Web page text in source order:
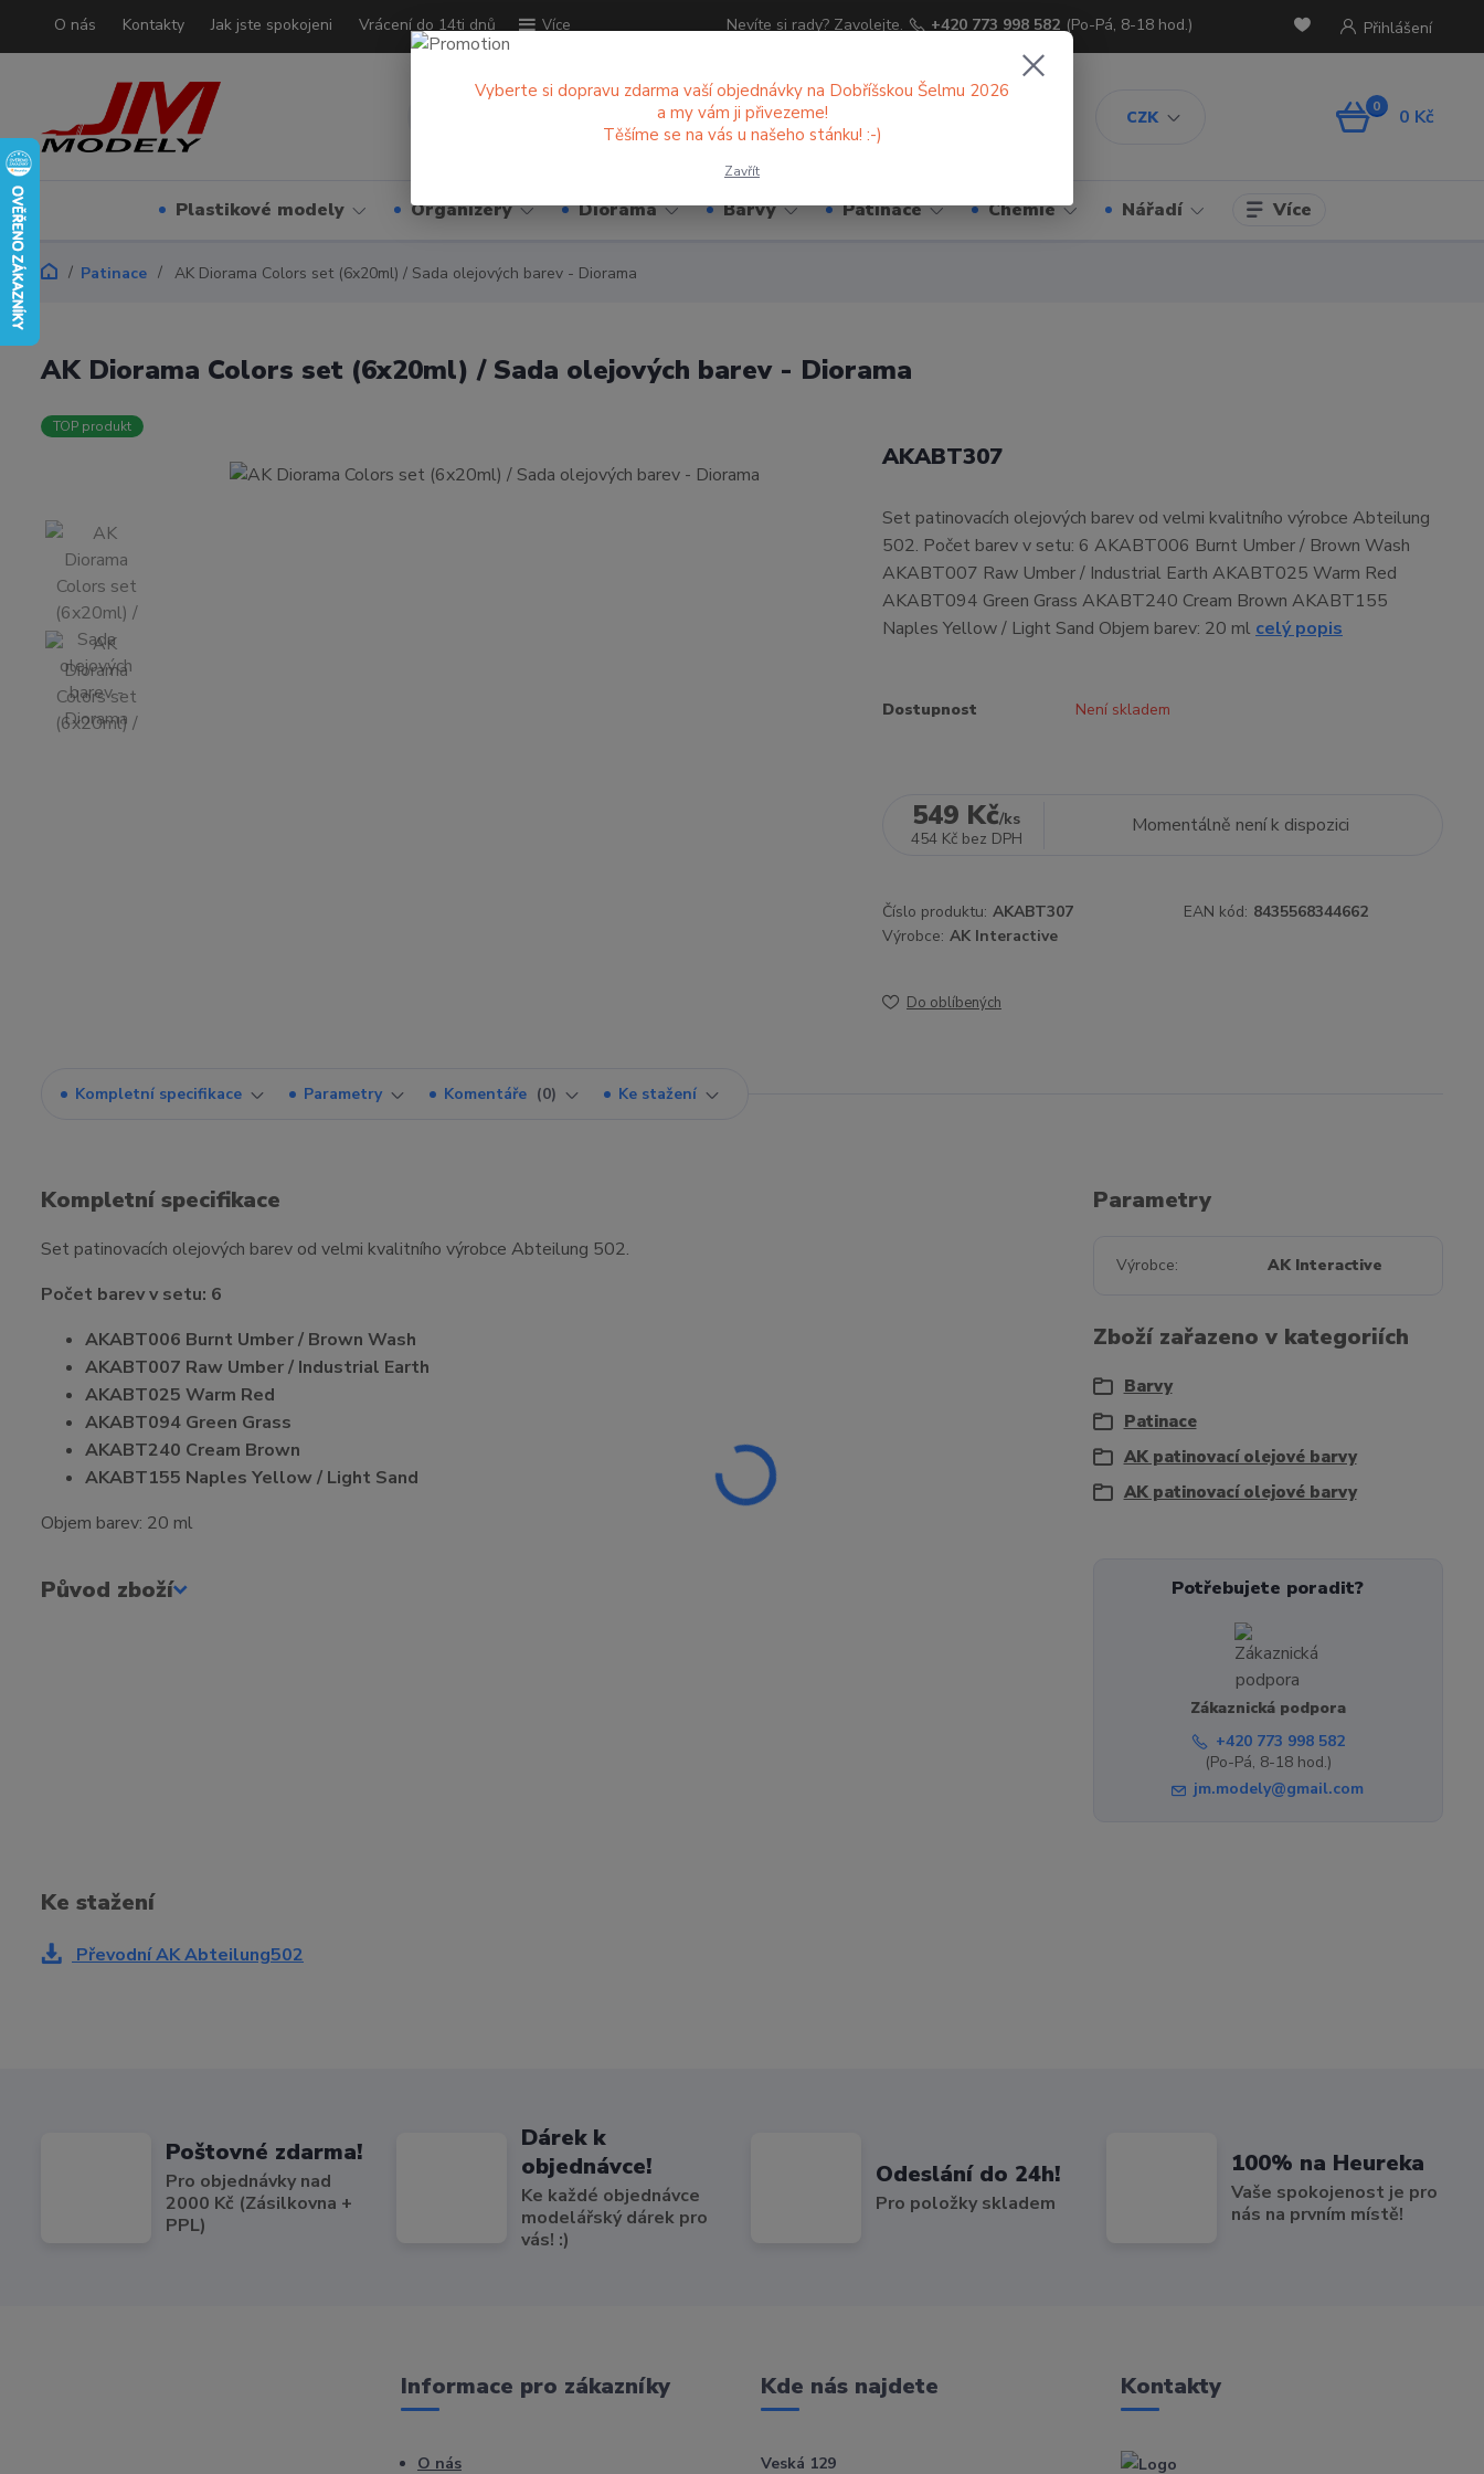
O nás Kontakty Jak jste spokojeni Vrácení do 14ti dnů Více
CZK
Přihlášení
Nevíte si rady? Zavolejte. +420 773 998 582 (Po-Pá, 8-18 hod.)
0 0 Kč
Plastikové modely Organizéry Diorama Barvy Patinace Chemie Nářadí Více
Patinace AK Diorama Colors set (6x20ml) / Sada olejových barev - Diorama
AK Diorama Colors set (6x20ml) / Sada olejových barev - Diorama
TOP produkt
AKABT307
Set patinovacích olejových barev od velmi kvalitního výrobce Abteilung
502. Počet barev v setu: 6 AKABT006 Burnt Umber / Brown Wash
AKABT007 Raw Umber / Industrial Earth AKABT025 Warm Red
AKABT094 Green Grass AKABT240 Cream Brown AKABT155
Naples Yellow / Light Sand Objem barev: 20 ml celý popis
Dostupnost Není skladem
549 Kč/ks
454 Kč bez DPH
Momentálně není k dispozici
Číslo produktu: AKABT307 EAN kód: 8435568344662
Výrobce: AK Interactive
Do oblíbených
Kompletní specifikace Parametry Komentáře 0 Ke stažení
Kompletní specifikace
Set patinovacích olejových barev od velmi kvalitního výrobce Abteilung 502.
Počet barev v setu: 6
AKABT006 Burnt Umber / Brown Wash
AKABT007 Raw Umber / Industrial Earth
AKABT025 Warm Red
AKABT094 Green Grass
AKABT240 Cream Brown
AKABT155 Naples Yellow / Light Sand
Objem barev: 20 ml
Původ zboží
Parametry
Výrobce AK Interactive
Zboží zařazeno v kategoriích
Barvy
Patinace
AK patinovací olejové barvy
AK patinovací olejové barvy
Potřebujete poradit?
Zákaznická podpora
+420 773 998 582
(Po-Pá, 8-18 hod.)
jm.modely@gmail.com
Ke stažení
Převodní AK Abteilung502
Poštovné zdarma!
Pro objednávky nad
2000 Kč (Zásilkovna +
PPL)
Dárek k
objednávce!
Ke každé objednávce
modelářský dárek pro
vás! :)
Odeslání do 24h!
Pro položky skladem
100% na Heureka
Vaše spokojenost je pro
nás na prvním místě!
Informace pro zákazníky
O nás
Kde nás najdete
Veská 129
Kontakty
Vyberte si dopravu zdarma vaší objednávky na Dobříšskou Šelmu 2026
a my vám ji přivezeme!
Těšíme se na vás u našeho stánku! :-)
Zavřít